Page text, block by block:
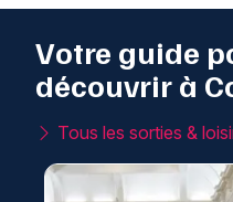
Votre guide
découvrir à
Tous les sorties &